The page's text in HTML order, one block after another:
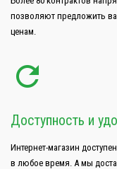
позволяют предложить
ценам.
Доступность и
Интернет-магазин
в любое время. А мы